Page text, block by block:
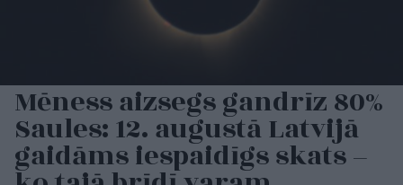
Mēness aizsegs gandrīz 80%
Saules: 12. augustā Latvijā
gaidāms iespaidīgs skats –